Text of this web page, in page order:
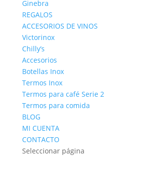
Ginebra
REGALOS
ACCESORIOS DE VINOS
Victorinox
Chilly’s
Accesorios
Botellas Inox
Termos Inox
Termos para café Serie 2
Termos para comida
BLOG
MI CUENTA
CONTACTO
Seleccionar página